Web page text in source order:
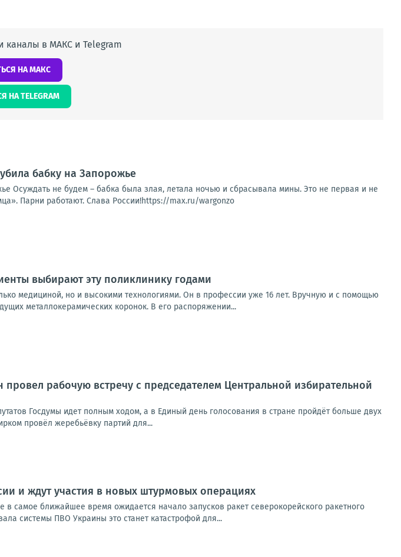
каналы в МАКС и Telegram
НА МАКС
НА TELEGRAM
бабку на Запорожье
Осуждать не будем – бабка была злая, летала ночью и сбрасывала мины. Это не первая и не
Парни работают. Слава России!https://max.ru/wargonzo
выбирают эту поликлинику годами
медициной, но и высокими технологиями. Он в профессии уже 16 лет. Вручную и с помощью
металлокерамических коронок. В его распоряжении...
провел рабочую встречу с председателем Центральной избирательной
Госдумы идет полным ходом, а в Единый день голосования в стране пройдёт больше двух
провёл жеребьёвку партий для...
и ждут участия в новых штурмовых операциях
самое ближайшее время ожидается начало запусков ракет северокорейского ракетного
системы ПВО Украины это станет катастрофой для...